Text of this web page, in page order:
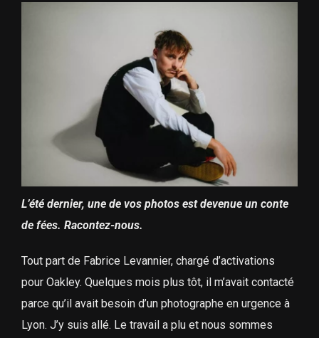
L’été dernier, une de vos photos est devenue un conte
de fées. Racontez-nous.
Tout part de Fabrice Levannier, chargé d’activations
pour Oakley. Quelques mois plus tôt, il m’avait contacté
parce qu’il avait besoin d’un photographe en urgence à
Lyon. J’y suis allé. Le travail a plu et nous sommes